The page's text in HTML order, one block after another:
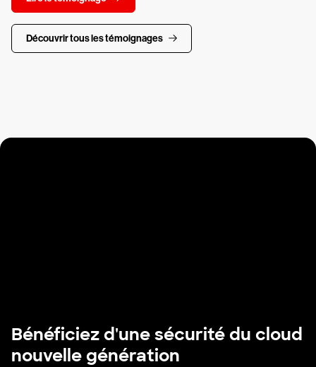
Découvrir tous les témoignages
Bénéficiez d'une sécurité du cloud
nouvelle génération